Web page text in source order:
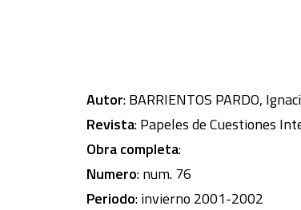
Autor: BARRIENTOS PARDO,
Revista: Papeles de Cuestiones
Obra completa:
Numero: num. 76
Periodo: invierno 2001-2002